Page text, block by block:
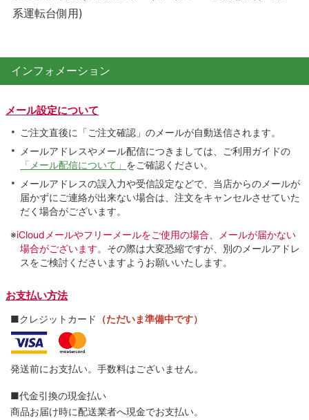
系運転台側用)
インフォメーション
メール設定について
ご注文直後に「ご注文確認」のメールが自動送信されます。
メールアドレスやメール配信につきましては、ご利用ガイドの
「メール配信について」 をご確認ください。
メールアドレスの誤入力や受信設定などで、当店からのメールが
届かずにご連絡が出来ない場合は、注文をキャンセルさせていた
だく場合がございます。
※iCloudメールやフリーメールをご使用の場合、メールが届かない
場合がございます。 その際は大変恐縮ですが、別のメールアドレ
スをご検討くださいますようお願いいたします。
お支払い方法
■クレジットカード （ただいま準備中です）
発送前にお支払い。手数料はございません。
■代金引換の現金払い
商品お届け時に配送業者へ現金でお支払い。